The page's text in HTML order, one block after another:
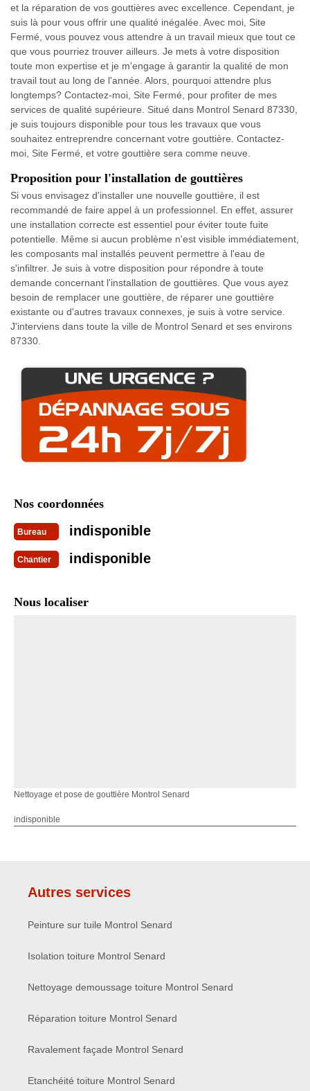
et la réparation de vos gouttières avec excellence. Cependant, je
suis là pour vous offrir une qualité inégalée. Avec moi, Site
Fermé, vous pouvez vous attendre à un travail mieux que tout ce
que vous pourriez trouver ailleurs. Je mets à votre disposition
toute mon expertise et je m'engage à garantir la qualité de mon
travail tout au long de l'année. Alors, pourquoi attendre plus
longtemps? Contactez-moi, Site Fermé, pour profiter de mes
services de qualité supérieure. Situé dans Montrol Senard 87330,
je suis toujours disponible pour tous les travaux que vous
souhaitez entreprendre concernant votre gouttière. Contactez-
moi, Site Fermé, et votre gouttière sera comme neuve.
Proposition pour l'installation de gouttières
Si vous envisagez d'installer une nouvelle gouttière, il est
recommandé de faire appel à un professionnel. En effet, assurer
une installation correcte est essentiel pour éviter toute fuite
potentielle. Même si aucun problème n'est visible immédiatement,
les composants mal installés peuvent permettre à l'eau de
s'infiltrer. Je suis à votre disposition pour répondre à toute
demande concernant l'installation de gouttières. Que vous ayez
besoin de remplacer une gouttière, de réparer une gouttière
existante ou d'autres travaux connexes, je suis à votre service.
J'interviens dans toute la ville de Montrol Senard et ses environs
87330.
Nos coordonnées
Bureau indisponible
Chantier indisponible
Nous localiser
Nettoyage et pose de gouttière Montrol Senard
indisponible
Autres services
Peinture sur tuile Montrol Senard
Isolation toiture Montrol Senard
Nettoyage demoussage toiture Montrol Senard
Réparation toiture Montrol Senard
Ravalement façade Montrol Senard
Etanchéité toiture Montrol Senard